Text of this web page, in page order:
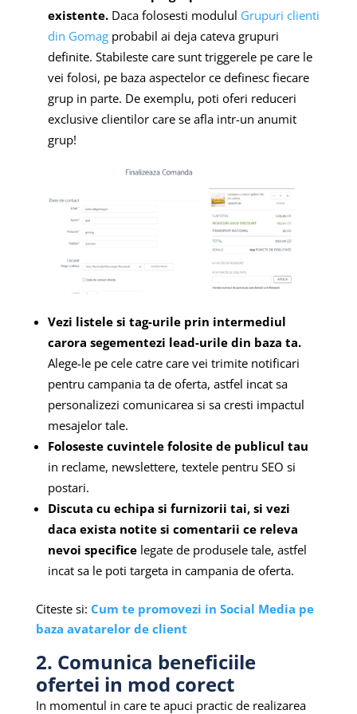
existente.Daca folosesti modulul Grupuri clienti
din Gomagprobabil ai deja cateva grupuri
definite. Stabileste care sunt triggerele pe care le
vei folosi, pe baza aspectelor ce definesc fiecare
grup in parte. De exemplu, poti oferi reduceri
exclusive clientilor care se afla intr-un anumit
grup!
Vezi listele si tag-urile prin intermediul
carora segementezi lead-urile din baza ta.
Alege-le pe cele catre care vei trimite notificari
pentru campania ta de oferta, astfel incat sa
personalizezi comunicarea si sa cresti impactul
mesajelor tale.
Foloseste cuvintele folosite de publicul tau
in reclame, newslettere, textele pentru SEO si
postari.
Discuta cu echipa si furnizorii tai, si vezi
daca exista notite si comentarii ce releva
nevoi specifice legate de produsele tale, astfel
incat sa le poti targeta in campania de oferta.
Citeste si: Cum te promovezi in Social Media pe
baza avatarelor de client
2. Comunica beneficiile
ofertei in mod corect
In momentul in care te apuci practic de realizarea